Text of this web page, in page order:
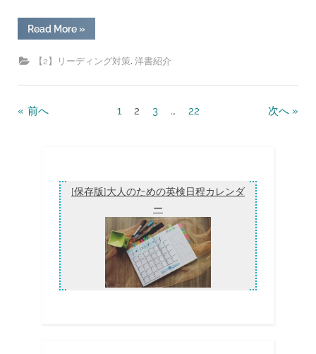
Read More“英
検
級
の
棚
GoodReads
冊
目
»
【2】リーディング対策 洋書紹介
投前へ 1 2 3 … 22 次へ
[保存版]大人のための英検日程カレンダ
ー